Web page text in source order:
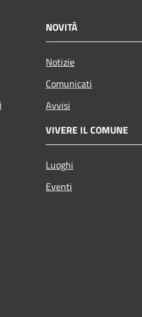
NOVITÀ
Notizie
Comunicati
Avvisi
VIVERE IL COMUNE
Luoghi
Eventi